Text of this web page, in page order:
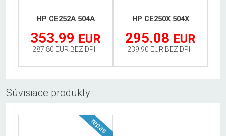
HP CE252A 504A
353.99 EUR
287.80 EUR BEZ DPH
HP CE250X 504X
295.08 EUR
239.90 EUR BEZ DPH
Súvisiace produkty
repas